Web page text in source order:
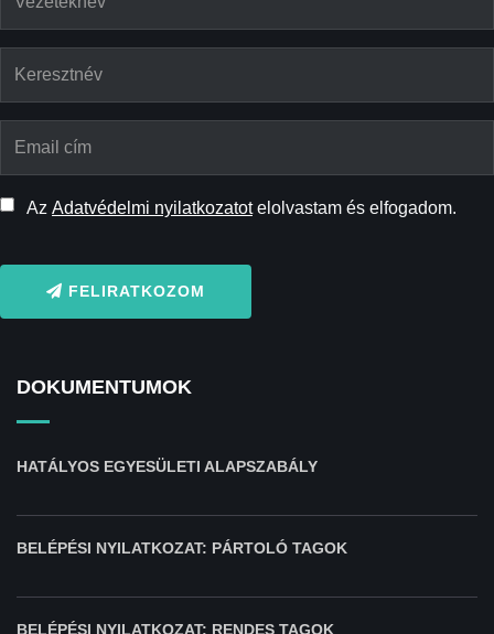
Az Adatvédelmi nyilatkozatotelolvastam és elfogadom.
FELIRATKOZOM
DOKUMENTUMOK
HATÁLYOS EGYESÜLETI ALAPSZABÁLY
BELÉPÉSI NYILATKOZAT: PÁRTOLÓ TAGOK
BELÉPÉSI NYILATKOZAT: RENDES TAGOK